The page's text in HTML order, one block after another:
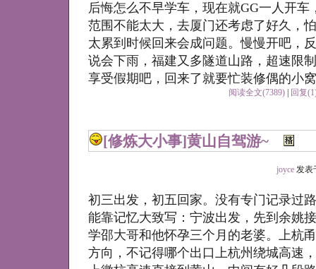
后悔怎么不早学车，现在就GG一人开车
范围不能太大，去厦门还考虑了好久，
太累到时候回来会成问题。慢慢开吧，
说会下雨，福建又多隧道山路，超速限
享受假期吧，回来了就要忙装修偶的小
阅读全文(7389) 回复
[修炼大小事]黄山自驾游~
joyce 发表
初三出发，初五回家。没有专门记录过
能靠记忆大致写：宁波出发，先到余姚
学邵大哥和他怀孕三个月的老婆。上杭
方向，不记得哪个出口上杭州绕城高速